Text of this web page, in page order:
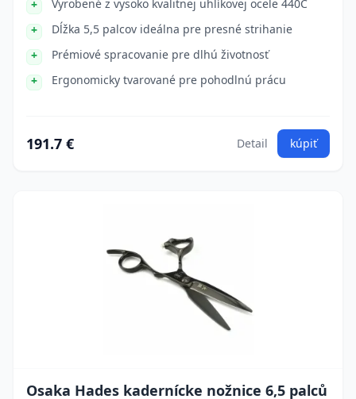
Vyrobené z vysoko kvalitnej uhlíkovej ocele 440C
Dĺžka 5,5 palcov ideálna pre presné strihanie
Prémiové spracovanie pre dlhú životnosť
Ergonomicky tvarované pre pohodlnú prácu
191.7 € Detail kúpiť
Osaka Hades kadernícke nožnice 6,5 palců